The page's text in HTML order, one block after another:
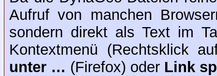
Aufruf von manchen
sondern direkt als Text im
Kontextmenü (Rechtsklick
unter … (Firefox) oder Link